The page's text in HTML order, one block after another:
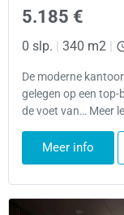
5.185 €
0 slp. | 340 m2 |
De moderne
gelegen op een
de voet van… Meer
Meer info